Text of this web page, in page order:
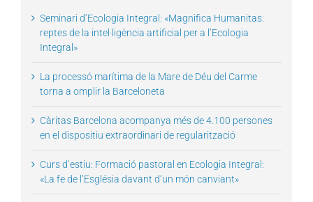
Seminari d’Ecologia Integral: «Magnifica Humanitas:
reptes de la intel·ligència artificial per a l’Ecologia
Integral»
La processó marítima de la Mare de Déu del Carme
torna a omplir la Barceloneta
Càritas Barcelona acompanya més de 4.100 persones
en el dispositiu extraordinari de regularització
Curs d’estiu: Formació pastoral en Ecologia Integral:
«La fe de l’Església davant d’un món canviant»